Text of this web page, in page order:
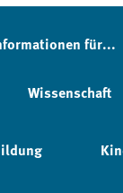
für...
Wissenschaft